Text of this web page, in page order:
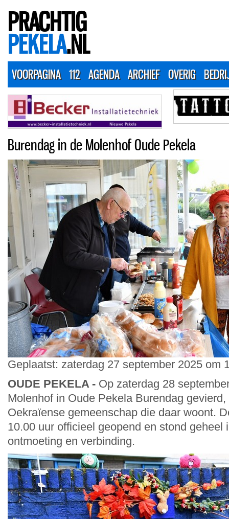
PRACHTIG
PEKELA.NL
VOORPAGINA 112 AGENDA ARCHIEF OVERIG
Burendag in de Molenhof Oude Pekela
Geplaatst: zaterdag 27 september 2025 om
OUDE PEKELA - Op zaterdag 28
Molenhof in Oude Pekela Burendag
Oekraïense gemeenschap die daar woont.
10.00 uur officieel geopend en stond geheel
ontmoeting en verbinding.